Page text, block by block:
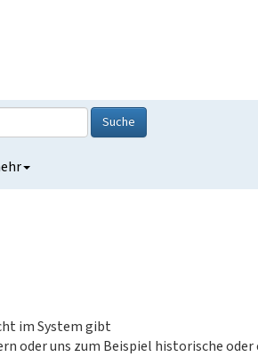
Suche
im System gibt
oder uns zum Beispiel historische oder